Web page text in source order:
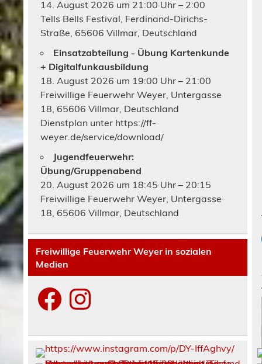
14. August 2026 um 21:00 Uhr – 2:00
Tells Bells Festival, Ferdinand-Dirichs-
Straße, 65606 Villmar, Deutschland
Einsatzabteilung - Übung Kartenkunde
+ Digitalfunkausbildung
18. August 2026 um 19:00 Uhr – 21:00
Freiwillige Feuerwehr Weyer, Untergasse
18, 65606 Villmar, Deutschland
Dienstplan unter https://ff-
weyer.de/service/download/
Jugendfeuerwehr:
Übung/Gruppenabend
20. August 2026 um 18:45 Uhr – 20:15
Freiwillige Feuerwehr Weyer, Untergasse
18, 65606 Villmar, Deutschland
Freiwillige Feuerwehr Weyer in sozialen
Medien
FacebookInstagram